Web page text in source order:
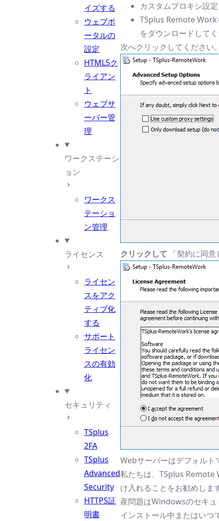
イズする
ウェブポ
ータルの
設定
HTML5ク
ライアン
ト
ウェブサ
ーバー管
理
ワークステーシ
ョン
ワークス
テーショ
ン管理
ライセンス
ライセン
スをアク
ティブ化
する
サポート
ライセン
スの有効
化
セキュリティ
TSplus
2FA
TSplus
Advanced
Security
HTTPS証
明書
カスタムプロキシ設
TSplus Remote Work
をダウンロードして
次へクリックしてください
クリックして 「契約に同
Webサーバーはデフォルト
私たちは、TSplus Remote
け入れることをお勧めしま
産問題はWindowsのセキ
インストール中またはいつ